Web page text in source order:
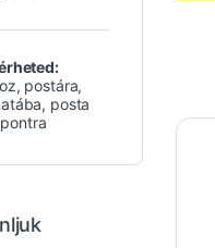
postára,
posta
pontra